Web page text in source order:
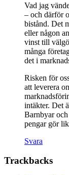
Vad jag
– och därför
bistånd. Det
eller någon
vinst till
många
det i
Risken för
att leverera
intäkter. Det
Barnbyar
pengar gör
Svara
Trackbacks